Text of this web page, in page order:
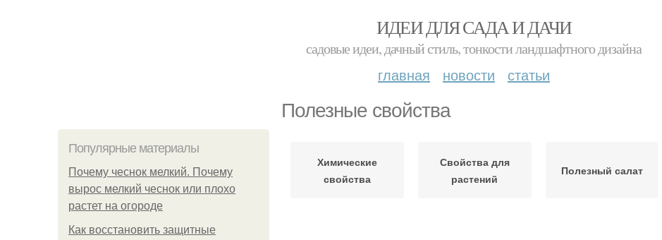
ИДЕИ ДЛЯ САДА И ДАЧИ
садовые идеи, дачный стиль, тонкости ландшафтного дизайна
главная новости статьи
Полезные свойства
Популярные материалы
Почему чеснок мелкий. Почему
вырос мелкий чеснок или плохо
растет на огороде
Как восстановить защитные
Химические
свойства
Свойства для
растений
Полезный салат